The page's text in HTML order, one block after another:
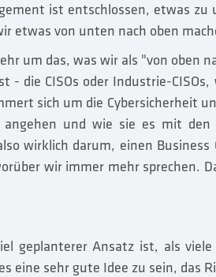
ist entschlossen, etwas
etwas von unten nach oben
um das, was wir als "von oben
- die CISOs oder Industrie-
sich um die Cybersicherheit
und wie sie es mit den
wirklich darum, einen
wir immer mehr sprechen.
geplanterer Ansatz ist, als
eine sehr gute Idee zu sein, das